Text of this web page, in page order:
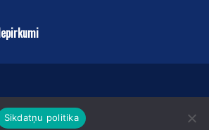
Sikdatņu politika